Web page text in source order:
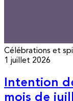
Célébrations et
1 juillet 2026
Intention
mois de